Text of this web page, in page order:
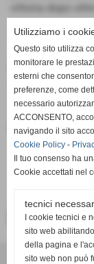
vittoria dopo
TABELLINO
Gedac Agliana
Agliana: Ceccuti
12, Castellani 4,
Bartoletti,
Parziali: 16-18,
<< PRECEDENTE
Utilizziamo i
Questo sito utilizza
monitorare le
esterni che
preferenze, come
necessario
ACCONSENTO,
navigando il sito
Cookie Policy -
Il tuo consenso ha
Cookie accettati nel
tecnici
I cookie tecnici e
sito web
della pagina e
sito web non può